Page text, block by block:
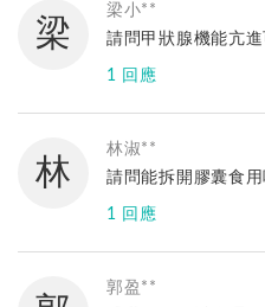
梁
梁小**
請問甲狀腺機能亢
1 回應
亞尼活力
您好，活力纖含裙
<0.1mg。針對甲亢
Line@專業諮詢
林
林淑**
請問能拆開膠囊食用
1 回應
亞尼活力
林小姐您好，若您
郭盈**